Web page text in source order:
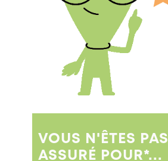
VOUS N'ÊTES PAS
ASSURÉ POUR*...